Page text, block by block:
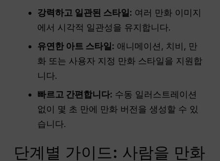
강력하고 일관된 스타일: 여러 만화 이미지
에서 시각적 일관성을 유지합니다.
유연한 아트 스타일: 애니메이션, 치비, 만
화 또는 사용자 지정 만화 스타일을 지원합
니다.
빠르고 간편합니다: 수동 일러스트레이션
없이 몇 초 만에 만화 버전을 생성할 수 있
습니다.
단계별 가이드: 사람을 만화